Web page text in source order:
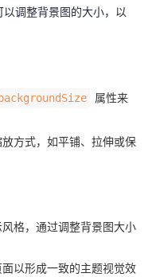
调整背景图的大小，以
backgroundSize
属性来
方式，如平铺、拉伸或保
格，通过调整背景图大小
以形成一致的主题视觉效